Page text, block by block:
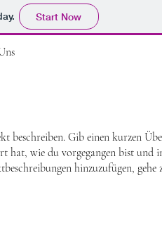
Start Now
beschreiben. Gib einen kurzen
hat, wie du vorgegangen bist und
hinzuzufügen, gehe